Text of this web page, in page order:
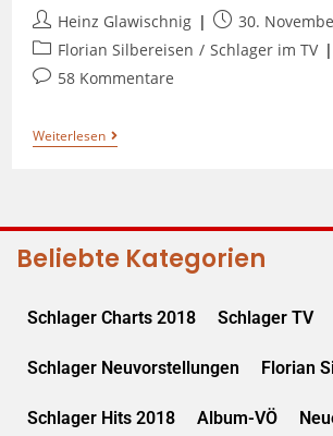
Heinz Glawischnig
30.
Florian Silbereisen / Schlager im TV
58 Kommentare
Weiterlesen
Beliebte Kategorien
Schlager Charts 2018 Schlager TV
Schlager Neuvorstellungen Florian
Schlager Hits 2018 Album-VÖ